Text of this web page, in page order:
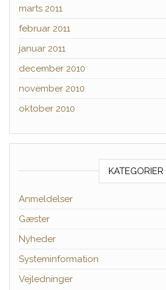
marts 2011
februar 2011
januar 2011
december 2010
november 2010
oktober 2010
KATEGORIER
Anmeldelser
Gæster
Nyheder
Systeminformation
Vejledninger